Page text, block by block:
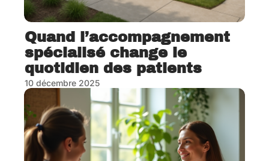
Quand l’accompagnement
spécialisé change le
quotidien des patients
10 décembre 2025